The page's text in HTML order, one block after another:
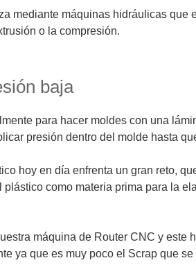
mediante máquinas hidráulicas
o la compresión.
baja
para hacer moldes con una
presión dentro del molde hasta
hoy en día enfrenta un gran reto,
plástico como materia prima para la
máquina de Router CNC y
ya que es muy poco el Scrap que